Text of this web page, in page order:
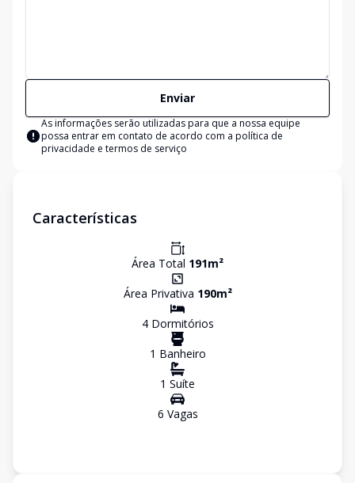
Enviar
As informações serão utilizadas para que a nossa equipe
possa entrar em contato de acordo com a política de
privacidade e termos de serviço
Características
Área Total 191m²
Área Privativa 190m²
4Dormitórios
1 Banheiro
1 Suíte
6 Vagas